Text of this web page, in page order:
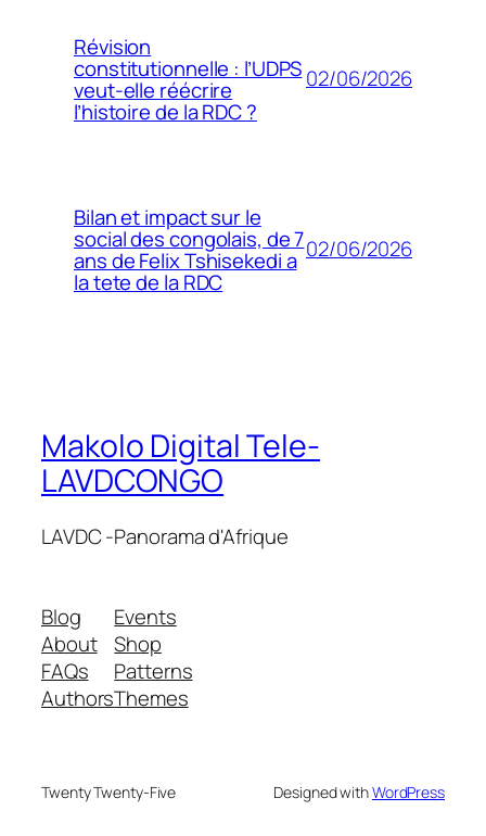
Révision
constitutionnelle : l’UDPS
veut-elle réécrire
l’histoire de la RDC ?
02/06/2026
Bilan et impact sur le
social des congolais, de 7
ans de Felix Tshisekedi a
la tete de la RDC
02/06/2026
Makolo Digital Tele-
LAVDCONGO
LAVDC -Panorama d'Afrique
Blog
About
FAQs
Authors
Events
Shop
Patterns
Themes
Twenty Twenty-Five Designed withWordPress